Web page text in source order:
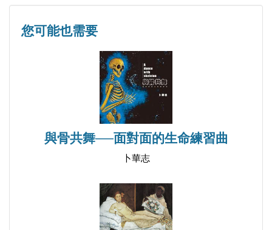
二、達達與超現實主義
三、從我思故我在到反基督
第二節 藝術價值的反思
二、傳統的解放與否定
三、對話、參與和非品味的選擇
第一節 現成物──破除現代主義的純粹
第二節 解構──隨機措置和意義的轉化
第三節 從視覺到觀念化
您可能也需要
與骨共舞──面對面的生命練習曲
卜華志